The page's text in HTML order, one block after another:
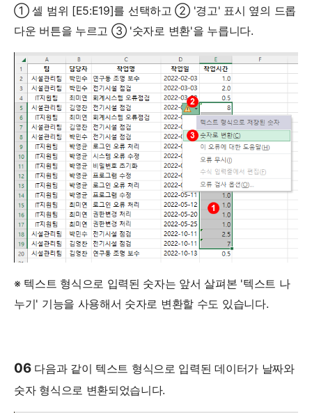
① 셀 범위 [E5:E19]를 선택하고 ② '경고' 표시 옆의 드롭
다운 버튼을 누르고 ③ '숫자로 변환'을 누릅니다.
※ 텍스트 형식으로 입력된 숫자는 앞서 살펴본 '텍스트 나
누기' 기능을 사용해서 숫자로 변환할 수도 있습니다.
06다음과 같이 텍스트 형식으로 입력된 데이터가 날짜와
숫자 형식으로 변환되었습니다.